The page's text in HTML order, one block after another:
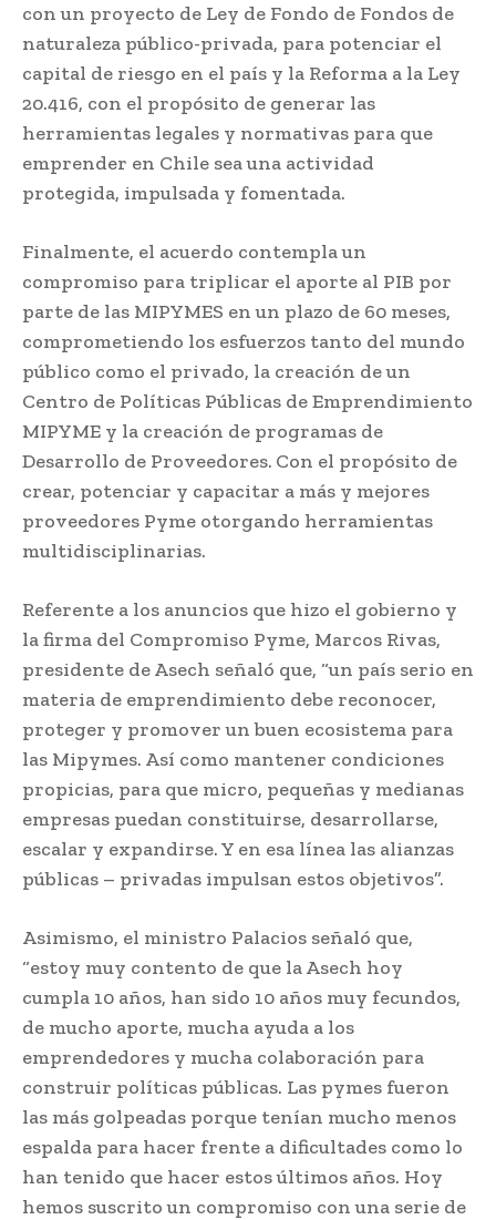
con un proyecto de Ley de Fondo de Fondos de
naturaleza público-privada, para potenciar el
capital de riesgo en el país y la Reforma a la Ley
20.416, con el propósito de generar las
herramientas legales y normativas para que
emprender en Chile sea una actividad
protegida, impulsada y fomentada.
Finalmente, el acuerdo contempla un
compromiso para triplicar el aporte al PIB por
parte de las MIPYMES en un plazo de 60 meses,
comprometiendo los esfuerzos tanto del mundo
público como el privado, la creación de un
Centro de Políticas Públicas de Emprendimiento
MIPYME y la creación de programas de
Desarrollo de Proveedores. Con el propósito de
crear, potenciar y capacitar a más y mejores
proveedores Pyme otorgando herramientas
multidisciplinarias.
Referente a los anuncios que hizo el gobierno y
la firma del Compromiso Pyme, Marcos Rivas,
presidente de Asech señaló que, “un país serio en
materia de emprendimiento debe reconocer,
proteger y promover un buen ecosistema para
las Mipymes. Así como mantener condiciones
propicias, para que micro, pequeñas y medianas
empresas puedan constituirse, desarrollarse,
escalar y expandirse. Y en esa línea las alianzas
públicas – privadas impulsan estos objetivos”.
Asimismo, el ministro Palacios señaló que,
“estoy muy contento de que la Asech hoy
cumpla 10 años, han sido 10 años muy fecundos,
de mucho aporte, mucha ayuda a los
emprendedores y mucha colaboración para
construir políticas públicas. Las pymes fueron
las más golpeadas porque tenían mucho menos
espalda para hacer frente a dificultades como lo
han tenido que hacer estos últimos años. Hoy
hemos suscrito un compromiso con una serie de